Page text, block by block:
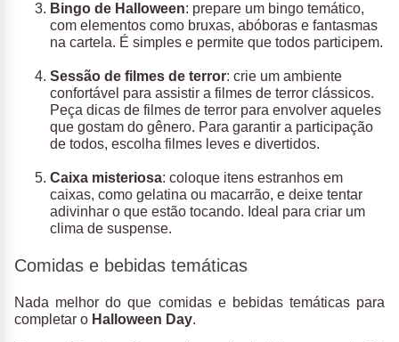
Bingo de Halloween: prepare um bingo temático,
com elementos como bruxas, abóboras e fantasmas
na cartela. É simples e permite que todos participem.
Sessão de filmes de terror: crie um ambiente
confortável para assistir a filmes de terror clássicos.
Peça dicas de filmes de terror para envolver aqueles
que gostam do gênero. Para garantir a participação
de todos, escolha filmes leves e divertidos.
Caixa misteriosa: coloque itens estranhos em
caixas, como gelatina ou macarrão, e deixe tentar
adivinhar o que estão tocando. Ideal para criar um
clima de suspense.
Comidas e bebidas temáticas
Nada melhor do que comidas e bebidas temáticas para
completar o Halloween Day.